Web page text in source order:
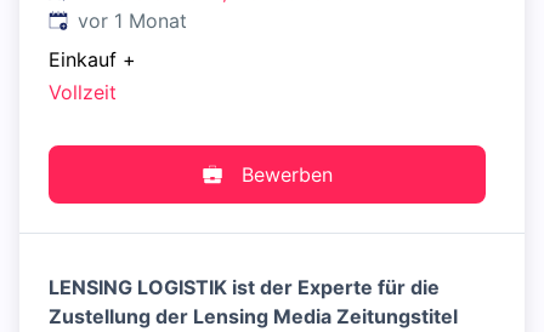
Veröffentlicht:
vor 1 Monat
Einkauf +
Vollzeit
Bewerben
LENSING LOGISTIK ist der Experte für die
Zustellung der Lensing Media Zeitungstitel